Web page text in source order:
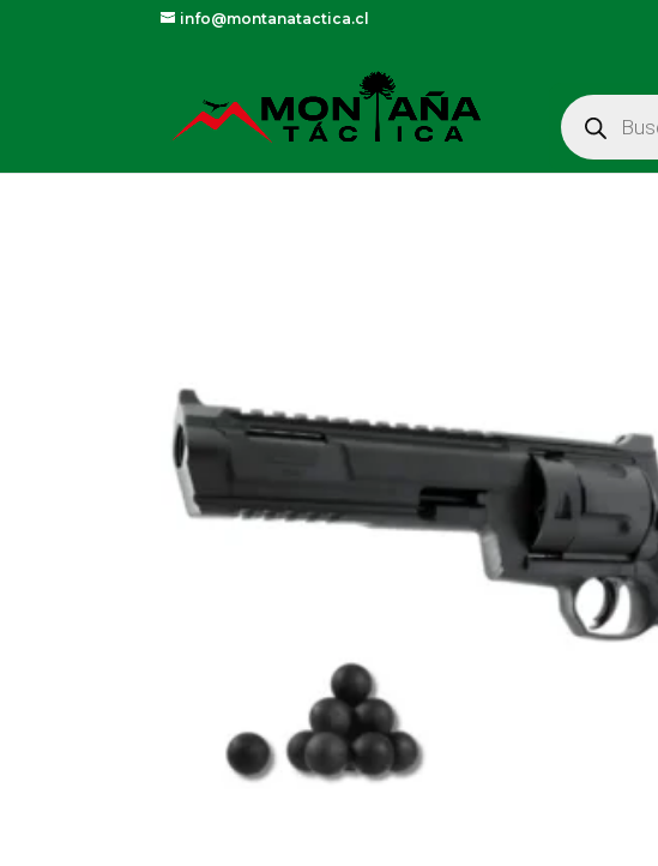
info@montanatactica.cl
Búsqueda
de
productos